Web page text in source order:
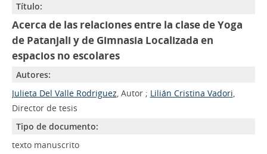
Título:
Acerca de las relaciones entre la clase de Yoga
de Patanjali y de Gimnasia Localizada en
espacios no escolares
Autores:
Julieta Del Valle Rodriguez, Autor ; Lilián Cristina Vadori,
Director de tesis
Tipo de documento:
texto manuscrito